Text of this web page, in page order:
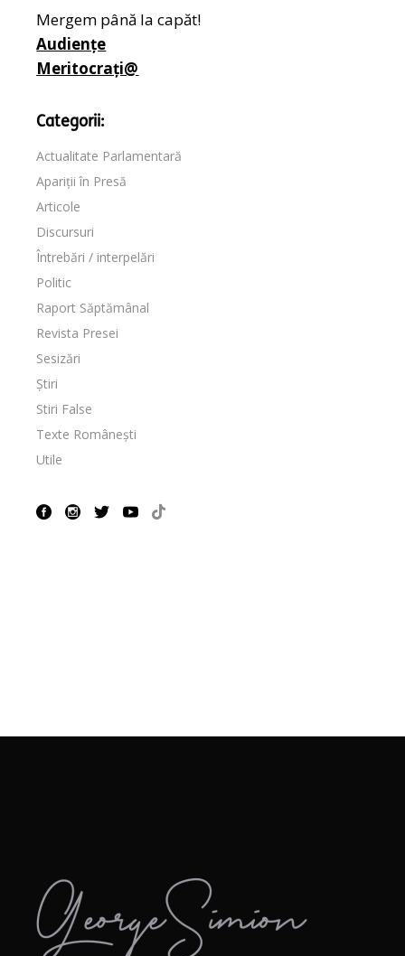
Mergem până la capăt!
Audiențe
Meritocrați@
Categorii:
Actualitate Parlamentară
Apariții în Presă
Articole
Discursuri
Întrebări / interpelări
Politic
Raport Săptămânal
Revista Presei
Sesizări
Știri
Stiri False
Texte Românești
Utile